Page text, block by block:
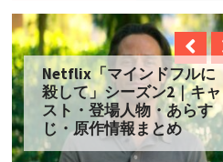
Netflix「マインドフルに
殺して」シーズン2｜キャ
スト・登場人物・あらす
じ・原作情報まとめ